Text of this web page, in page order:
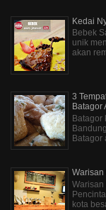
Kedai
Bebek
unik
akan
3
Batagor
Batagor
Batagor
Warisan
Warisan
kota